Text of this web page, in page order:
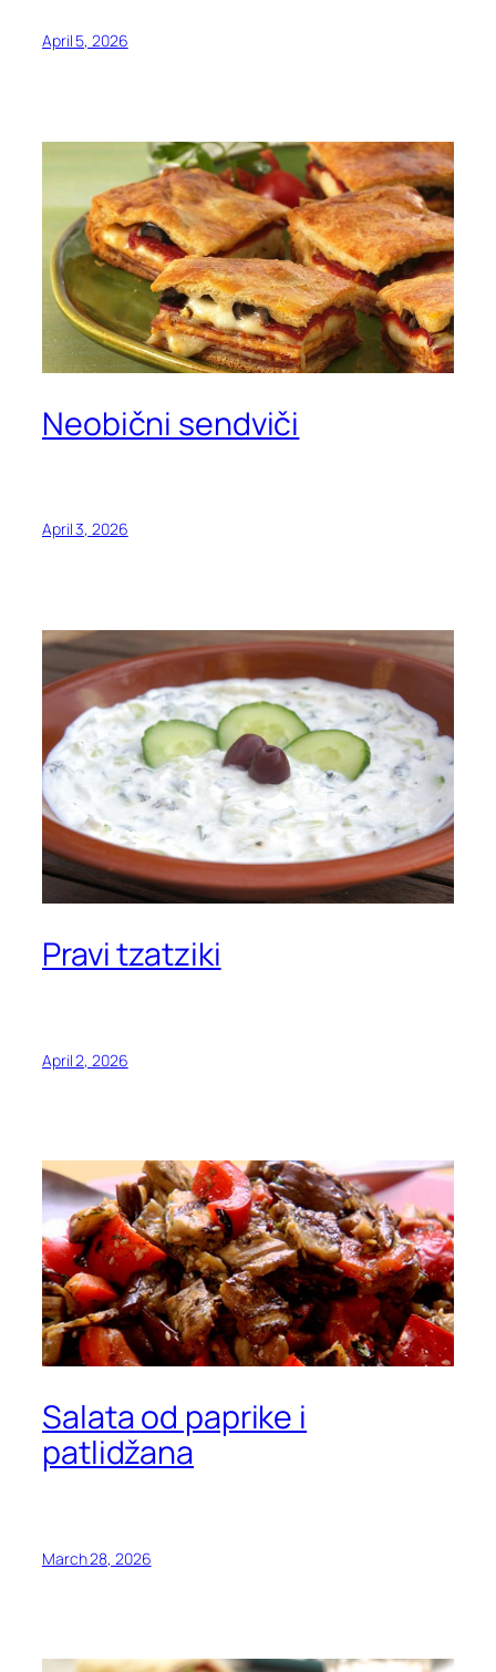
April 5, 2026
Neobični sendviči
April 3, 2026
Pravi tzatziki
April 2, 2026
Salata od paprike i
patlidžana
March 28, 2026